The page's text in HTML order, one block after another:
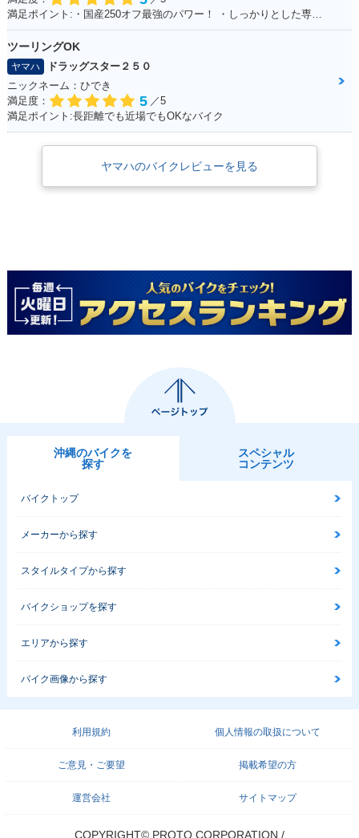
満足ポイント:・国産250オフ最強のパワー！ ・しっかりとした専用設計の足回り！ ・スタイルよすぎ！ノーマル車でもめちゃカッコイイ！！ ・アフターパーツも250オフの中では多い方！ ・メンテサイクル長いから楽！ ・デカールでイメチェンし放題だから飽きが来ない！ ・ネットで情報集めがしやすい（ユーザーが多い）
ツーリングOK
ヤマハ
ドラッグスター２５０
ニックネーム：ひでき
満足度：
5 ／5
満足ポイント:長距離でも近場でもOKなバイク
ヤマハのバイクレビューを見る
沖縄のバイクを
探す
スペシャル
コンテンツ
バイクトップ
メーカーから探す
スタイルタイプから探す
バイクショップを探す
エリアから探す
バイク画像から探す
利用規約 個人情報の取扱について
ご意見・ご要望 掲載希望の方
運営会社 サイトマップ
COPYRIGHT© PROTO CORPORATION./